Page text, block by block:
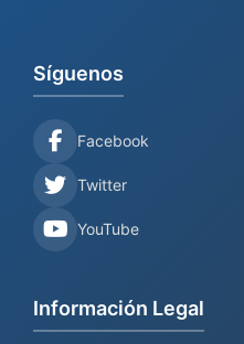
Síguenos
Facebook
Twitter
YouTube
Información Legal